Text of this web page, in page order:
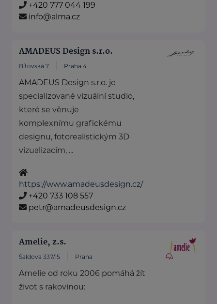
+420 777 044 199
info@alma.cz
AMADEUS Design s.r.o.
Bítovská 7 Praha 4
AMADEUS Design s.r.o. je
specializované vizuální studio,
které se věnuje
komplexnímu grafickému
designu, fotorealistickým 3D
vizualizacím, ...
https://www.amadeusdesign.cz/
+420 733 108 557
petr@amadeusdesign.cz
Amelie, z.s.
Šaldova 337/15 Praha
Amelie od roku 2006 pomáhá žít
život s rakovinou: